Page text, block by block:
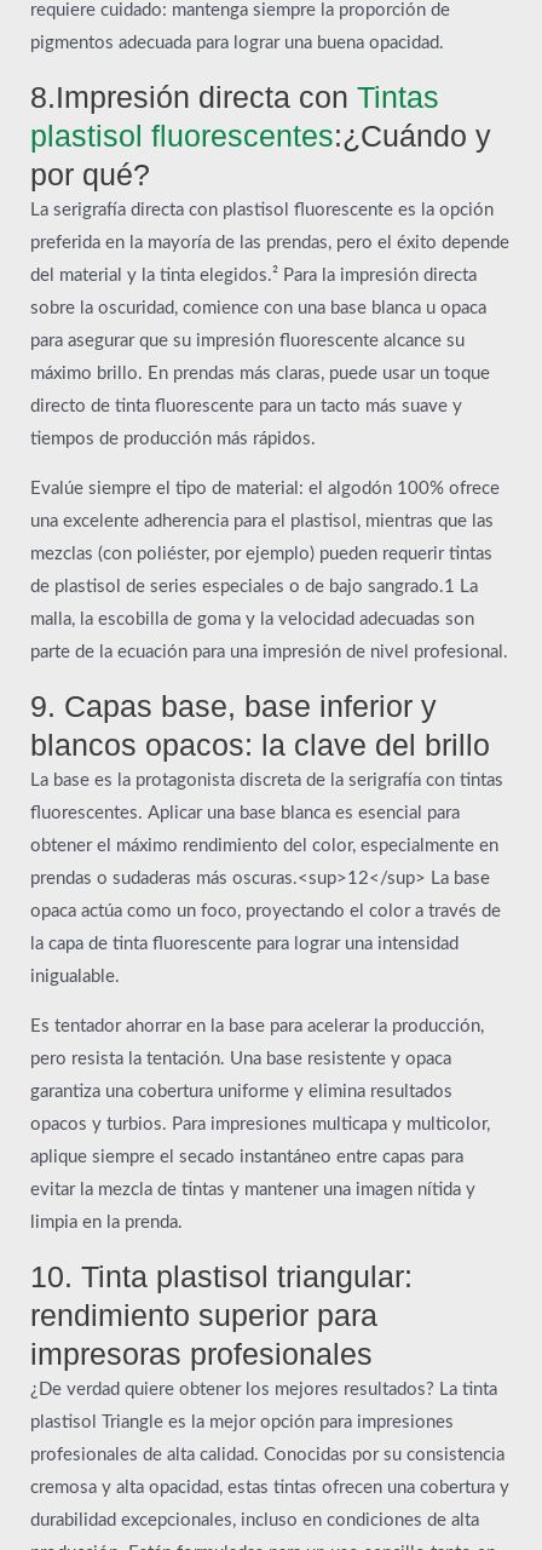
requiere cuidado: mantenga siempre la proporción de
pigmentos adecuada para lograr una buena opacidad.
8.Impresión directa con Tintas
plastisol fluorescentes:¿Cuándo y
por qué?
La serigrafía directa con plastisol fluorescente es la opción
preferida en la mayoría de las prendas, pero el éxito depende
del material y la tinta elegidos.² Para la impresión directa
sobre la oscuridad, comience con una base blanca u opaca
para asegurar que su impresión fluorescente alcance su
máximo brillo. En prendas más claras, puede usar un toque
directo de tinta fluorescente para un tacto más suave y
tiempos de producción más rápidos.
Evalúe siempre el tipo de material: el algodón 100% ofrece
una excelente adherencia para el plastisol, mientras que las
mezclas (con poliéster, por ejemplo) pueden requerir tintas
de plastisol de series especiales o de bajo sangrado.1 La
malla, la escobilla de goma y la velocidad adecuadas son
parte de la ecuación para una impresión de nivel profesional.
9. Capas base, base inferior y
blancos opacos: la clave del brillo
La base es la protagonista discreta de la serigrafía con tintas
fluorescentes. Aplicar una base blanca es esencial para
obtener el máximo rendimiento del color, especialmente en
prendas o sudaderas más oscuras.<sup>12</sup> La base
opaca actúa como un foco, proyectando el color a través de
la capa de tinta fluorescente para lograr una intensidad
inigualable.
Es tentador ahorrar en la base para acelerar la producción,
pero resista la tentación. Una base resistente y opaca
garantiza una cobertura uniforme y elimina resultados
opacos y turbios. Para impresiones multicapa y multicolor,
aplique siempre el secado instantáneo entre capas para
evitar la mezcla de tintas y mantener una imagen nítida y
limpia en la prenda.
10. Tinta plastisol triangular:
rendimiento superior para
impresoras profesionales
¿De verdad quiere obtener los mejores resultados? La tinta
plastisol Triangle es la mejor opción para impresiones
profesionales de alta calidad. Conocidas por su consistencia
cremosa y alta opacidad, estas tintas ofrecen una cobertura y
durabilidad excepcionales, incluso en condiciones de alta